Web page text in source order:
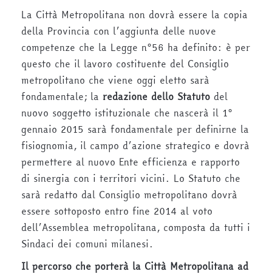
La Città Metropolitana non dovrà essere la copia
della Provincia con l’aggiunta delle nuove
competenze che la Legge n°56 ha definito: è per
questo che il lavoro costituente del Consiglio
metropolitano che viene oggi eletto sarà
fondamentale; la redazione dello Statuto del
nuovo soggetto istituzionale che nascerà il 1°
gennaio 2015 sarà fondamentale per definirne la
fisiognomia, il campo d’azione strategico e dovrà
permettere al nuovo Ente efficienza e rapporto
di sinergia con i territori vicini. Lo Statuto che
sarà redatto dal Consiglio metropolitano dovrà
essere sottoposto entro fine 2014 al voto
dell’Assemblea metropolitana, composta da tutti i
Sindaci dei comuni milanesi.
Il percorso che porterà la Città Metropolitana ad